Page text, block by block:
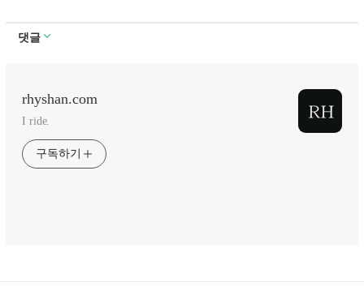
댓글
rhyshan.com
I ride.
구독하기